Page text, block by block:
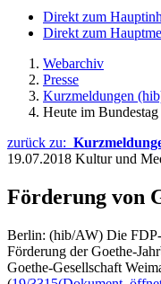
Direkt zum
Direkt zum
Webarchiv
Presse
Kurzmeldungen
Heute im
zurück zu:
19.07.2018 Kultur und
Förderung von
Berlin: (hib/AW) Die
Förderung der Goethe-
Goethe-Gesellschaft